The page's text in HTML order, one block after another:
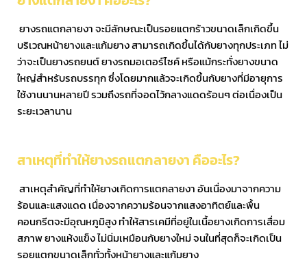
ยางรถแตกลายงา จะมีลักษณะเป็นรอยแตกร้าวขนาดเล็กเกิดขึ้น
บริเวณหน้ายางและแก้มยาง สามารถเกิดขึ้นได้กับยางทุกประเภท ไม่
ว่าจะเป็นยางรถยนต์ ยางรถมอเตอร์ไซค์ หรือแม้กระทั่งยางขนาด
ใหญ่สำหรับรถบรรทุก ซึ่งโดยมากแล้วจะเกิดขึ้นกับยางที่มีอายุการ
ใช้งานนานหลายปี รวมถึงรถที่จอดไว้กลางแดดร้อนๆ ต่อเนื่องเป็น
ระยะเวลานาน
สาเหตุที่ทำให้ยางรถแตกลายงา คืออะไร?
สาเหตุสำคัญที่ทำให้ยางเกิดการแตกลายงา อันเนื่องมาจากความ
ร้อนและแสงแดด เนื่องจากความร้อนจากแสงอาทิตย์และพื้น
คอนกรีตจะมีอุณหภูมิสูง ทำให้สารเคมีที่อยู่ในเนื้อยางเกิดการเสื่อม
สภาพ ยางแห้งแข็ง ไม่นิ่มเหมือนกับยางใหม่ จนในที่สุดก็จะเกิดเป็น
รอยแตกขนาดเล็กทั่วทั้งหน้ายางและแก้มยาง